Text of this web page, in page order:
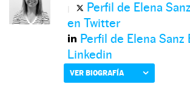
Perfil de Elena
en Twitter
Perfil de Elena
Linkedin
VER BIOGRAFÍA